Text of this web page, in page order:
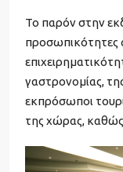
Το παρόν στην
προσωπικότητες
γαστρονομίας,
εκπρόσωποι
της χώρας,